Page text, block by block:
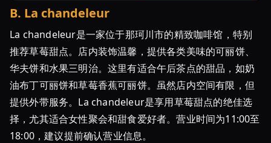
ー
ツ
が
気
の
カ
B. La chandeleur
La chandeleur是一家位于那珂川市的精致咖啡馆，特别
推荐草莓甜点。店内装饰温馨，提供各类美味的可丽饼、
华夫饼和水果三明治。这里有适合午后茶点的甜品，如奶
油布丁可丽饼和草莓香蕉可丽饼。虽然店内空间有限，但
提供外带服务。La chandeleur是享用草莓甜点的绝佳选
择，尤其适合女性聚会和甜食爱好者。营业时间为11:00至
18:00，建议提前确认营业信息。